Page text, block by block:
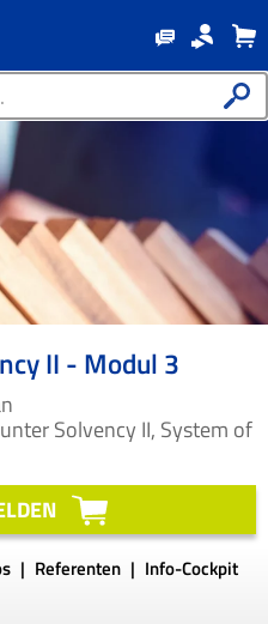
II - Modul 3
Solvency II, System of
Referenten
Info-Cockpit